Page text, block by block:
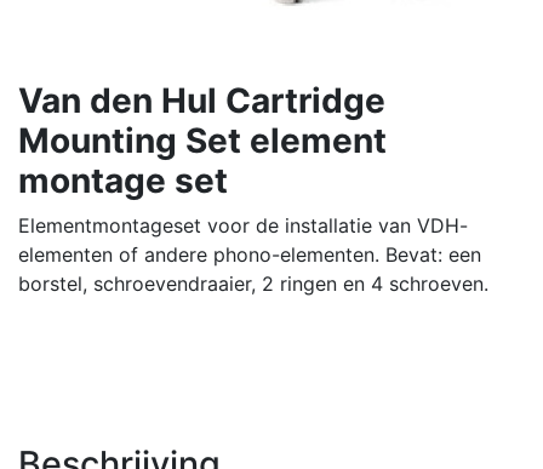
Van den Hul Cartridge
Mounting Set element
montage set
Elementmontageset voor de installatie van VDH-
elementen of andere phono-elementen. Bevat: een
borstel, schroevendraaier, 2 ringen en 4 schroeven.